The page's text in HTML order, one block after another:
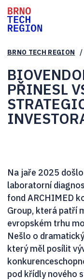
BRNO TECH REGION /
PŘINESL
Na jaře 2025
laboratorní
fond ARCHIMED
Group, která patří
evropském trhu
Nešlo o
který měl posílit
pod křídly nového